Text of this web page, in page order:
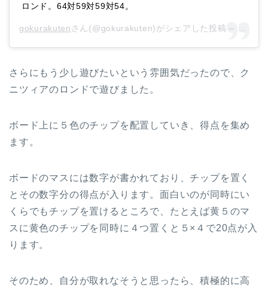
ロンド。64対59対59対54。
gokurakuten さん(@gokurakuten)がシェアした投稿 –
さらにもう少し遊びたいという雰囲気だったので、ク
ニツィアのロンドで遊びました。
ボード上に５色のチップを配置していき、得点を集め
ます。
ボードのマスには数字が書かれており、チップを置く
とその数字分の得点が入ります。面白いのが同時にい
くらでもチップを置けるところで、たとえば黄５のマ
スに黄色のチップを同時に４つ置くと５×４で20点が入
ります。
そのため、自分が取れなそうと思ったら、積極的に高